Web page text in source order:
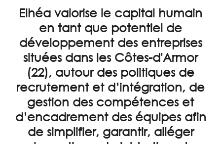
ENTRETIENS
PROFESSIONNELS
CONSEIL
FORMATION
ACTUALITÉS
TÉMOIGNAGES
CONTACT
PARTENAIRES
Elhéa valorise le capital humain
en tant que potentiel de
développement des entreprises
situées dans les Côtes-d'Armor
(22), autour des politiques de
recrutement et d’intégration, de
gestion des compétences et
d’encadrement des équipes afin
de simplifier, garantir, alléger